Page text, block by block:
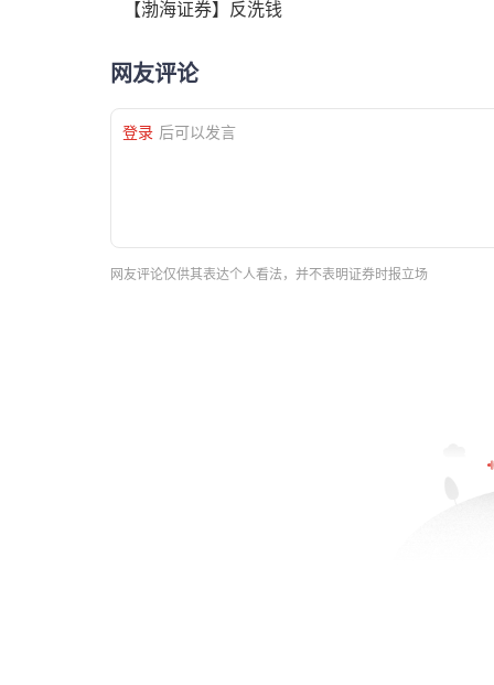
【渤海证券】反洗钱
网友评论
登录 后可以发言
网友评论仅供其表达个人看法，并不表明证券时报立场